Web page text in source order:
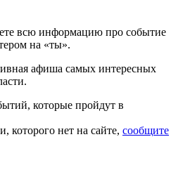
всю информацию про событие
на «ты».
афиша самых интересных
которые пройдут в
которого нет на сайте, сообщите